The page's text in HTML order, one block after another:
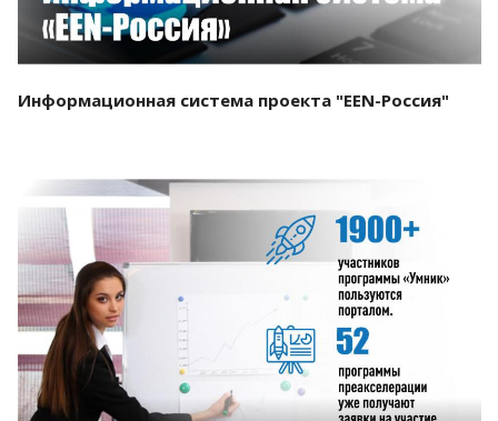
Информационная система проекта "EEN-Россия"
Смотреть проект